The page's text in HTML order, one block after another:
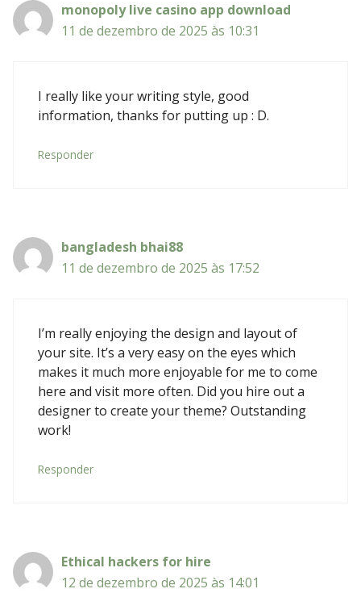
monopoly live casino app download
11 de dezembro de 2025 às 10:31
I really like your writing style, good
information, thanks for putting up : D.
Responder
bangladesh bhai88
11 de dezembro de 2025 às 17:52
I’m really enjoying the design and layout of
your site. It’s a very easy on the eyes which
makes it much more enjoyable for me to come
here and visit more often. Did you hire out a
designer to create your theme? Outstanding
work!
Responder
Ethical hackers for hire
12 de dezembro de 2025 às 14:01